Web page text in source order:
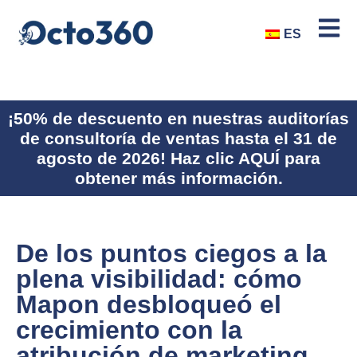
ES
¡50% de descuento en nuestras auditorías
de consultoría de ventas hasta el 31 de
agosto de 2026! Haz clic AQUÍ para
obtener más información.
De los puntos ciegos a la
plena visibilidad: cómo
Mapon desbloqueó el
crecimiento con la